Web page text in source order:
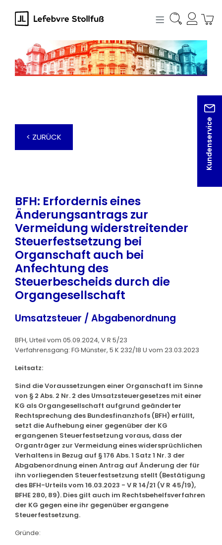
springen
Kundenservice
< ZURÜCK
BFH: Erfordernis eines
Änderungsantrags zur
Vermeidung widerstreitender
Steuerfestsetzung bei
Organschaft auch bei
Anfechtung des
Steuerbescheids durch die
Organgesellschaft
Umsatzsteuer / Abgabenordnung
BFH, Urteil vom 05.09.2024, V R 5/23
Verfahrensgang: FG Münster, 5 K 232/18 U vom 23.03.2023
Leitsatz:
Sind die Voraussetzungen einer Organschaft im Sinne
von § 2 Abs. 2 Nr. 2 des Umsatzsteuergesetzes mit einer
KG als Organgesellschaft aufgrund geänderter
Rechtsprechung des Bundesfinanzhofs (BFH) erfüllt,
setzt die Aufhebung einer gegenüber der KG
ergangenen Steuerfestsetzung voraus, dass der
Organträger zur Vermeidung eines widersprüchlichen
Verhaltens in Bezug auf § 176 Abs. 1 Satz 1 Nr. 3 der
Abgabenordnung einen Antrag auf Änderung der für
ihn vorliegenden Steuerfestsetzung stellt (Bestätigung
des BFH-Urteils vom 16.03.2023 - V R 14/21 (V R 45/19),
BFHE 280, 89). Dies gilt auch im Rechtsbehelfsverfahren
der KG gegen eine ihr gegenüber ergangene
Steuerfestsetzung.
Gründe: